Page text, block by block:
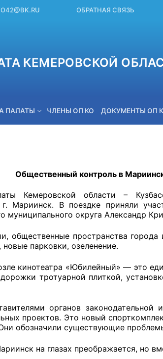
ОБРАТНАЯ СВЯЗЬ
КЕМЕРОВСКОЙ
ПАЛАТЫ ЧЛЕНЫ ОП КО ДОКУМЕНТЫ ОП
органах федеральных органов
оценки качества условий
Общественный контроль в
Кемеровской области –
Мариинск. В поездке приняли
муниципального округа Александр
общественные пространства
парковки, озеленение.
кинотеатра «Юбилейный» — это
тротуарной плиткой,
органов законодательной
проектов. Это новый
обозначили существующие
на глазах преображается, но